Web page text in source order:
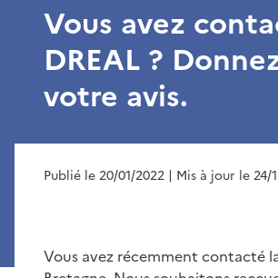
Vous avez
DREAL ?
votre avis.
Publié le 20/01/2022 | Mis à jour le 24/
Vous avez récemment contacté